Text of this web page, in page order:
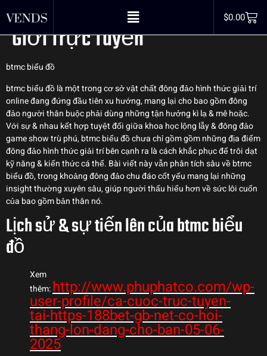
$0.00
Mật Thành Công Trong Thế
Giới Trực Tuyến
btmc biểu đồ
btmc biểu đồ là một trong cơ sở vật chất đông đảo hình thức giải trí
online đang đứng đầu tiên xu hướng, mang lại cho bao gồm đông
đảo người thân buộc phải dùng những tận hưởng kì lạ & mê hoặc.
Với sự & nhau kết hợp tuyệt đối giữa khoa học lộng lẫy & đông đảo
game show trù phú, btmc biểu đồ chưa chỉ gồm gồm những địa điểm
đông đảo hình thức giải trí bên cạnh ra là cách khắc phục để trôi dạt
kỹ năng & kiến thức cá thể. Bài viết này vẫn phân tích sâu về btmc
biểu đồ, trong khoảng đông đảo chu đáo cốt yếu mang lại những
insight thường xuyên sâu, giúp người thấu hiểu hơn về sức lôi cuốn
của bao gồm bản thân nó.
Lịch sử & sự tiến lên của btmc biểu
đồ
Xem
thêm:http://www.phuphatco.com/wp-
user-profile/ca-cuoc-truc-tuyen-
tai-https-188bet-gb-net-co-hoi-
thang-lon-dang-cho-ban-05-06-
2025